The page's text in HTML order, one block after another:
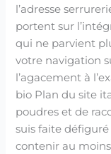
l’adresse
portent sur
qui ne parvient
votre navigation
l’agacement à
bio Plan du site
poudres et de
suis faite
contenir au